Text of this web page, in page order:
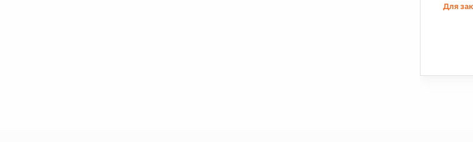
Для